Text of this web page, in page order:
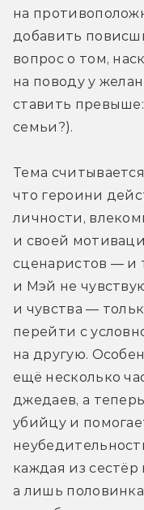
на
добавить
вопрос о том,
на поводу у
ставить
семьи?).
Тема
что героини
личности,
и своей
сценаристов — и
и Мэй не
и чувства —
перейти с
на другую.
ещё несколько
джедаев, а
убийцу и
каждая из
а лишь